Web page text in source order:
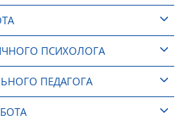
ПСИХОЛОГА
ПЕДАГОГА